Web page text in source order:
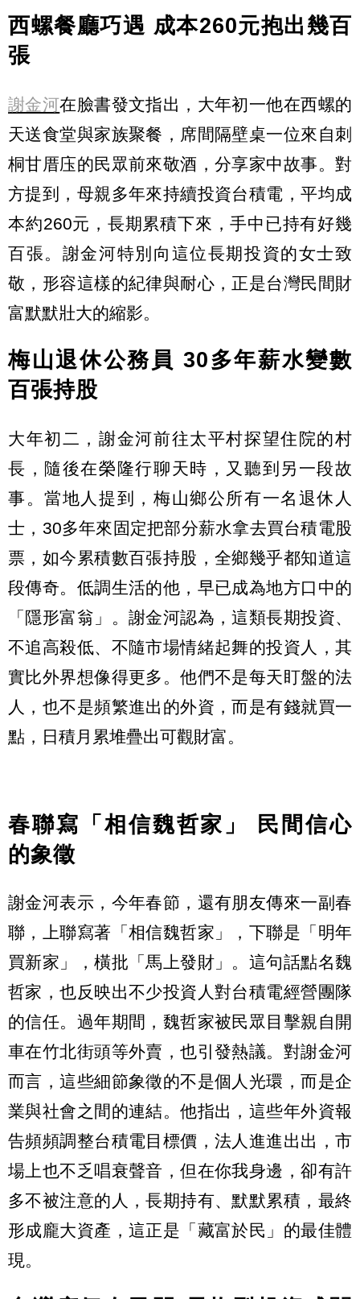
西螺餐廳巧遇 成本260元抱出幾百
張
謝金河在臉書發文指出，大年初一他在西螺的
天送食堂與家族聚餐，席間隔壁桌一位來自刺
桐甘厝庒的民眾前來敬酒，分享家中故事。對
方提到，母親多年來持續投資台積電，平均成
本約260元，長期累積下來，手中已持有好幾
百張。謝金河特別向這位長期投資的女士致
敬，形容這樣的紀律與耐心，正是台灣民間財
富默默壯大的縮影。
梅山退休公務員 30多年薪水變數
百張持股
大年初二，謝金河前往太平村探望住院的村
長，隨後在榮隆行聊天時，又聽到另一段故
事。當地人提到，梅山鄉公所有一名退休人
士，30多年來固定把部分薪水拿去買台積電股
票，如今累積數百張持股，全鄉幾乎都知道這
段傳奇。低調生活的他，早已成為地方口中的
「隱形富翁」。謝金河認為，這類長期投資、
不追高殺低、不隨市場情緒起舞的投資人，其
實比外界想像得更多。他們不是每天盯盤的法
人，也不是頻繁進出的外資，而是有錢就買一
點，日積月累堆疊出可觀財富。
春聯寫「相信魏哲家」 民間信心
的象徵
謝金河表示，今年春節，還有朋友傳來一副春
聯，上聯寫著「相信魏哲家」，下聯是「明年
買新家」，橫批「馬上發財」。這句話點名魏
哲家，也反映出不少投資人對台積電經營團隊
的信任。過年期間，魏哲家被民眾目擊親自開
車在竹北街頭等外賣，也引發熱議。對謝金河
而言，這些細節象徵的不是個人光環，而是企
業與社會之間的連結。他指出，這些年外資報
告頻頻調整台積電目標價，法人進進出出，市
場上也不乏唱衰聲音，但在你我身邊，卻有許
多不被注意的人，長期持有、默默累積，最終
形成龐大資產，這正是「藏富於民」的最佳體
現。